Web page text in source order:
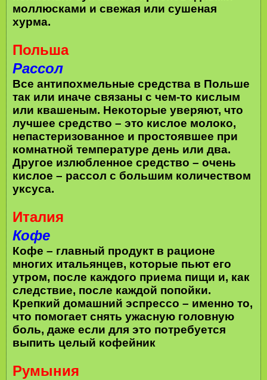
моллюсками и свежая или сушеная
хурма.
Польша
Рассол
Все антипохмельные средства в Польше
так или иначе связаны с чем-то кислым
или квашеным. Некоторые уверяют, что
лучшее средство – это кислое молоко,
непастеризованное и простоявшее при
комнатной температуре день или два.
Другое излюбленное средство – очень
кислое – рассол с большим количеством
уксуса.
Италия
Кофе
Кофе – главный продукт в рационе
многих итальянцев, которые пьют его
утром, после каждого приема пищи и, как
следствие, после каждой попойки.
Крепкий домашний эспрессо – именно то,
что помогает снять ужасную головную
боль, даже если для это потребуется
выпить целый кофейник
Румыния